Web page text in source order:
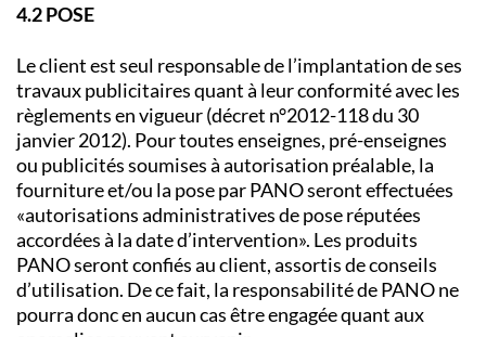
4.2 POSE
Le client est seul responsable de l’implantation de ses
travaux publicitaires quant à leur conformité avec les
règlements en vigueur (décret n°2012-118 du 30
janvier 2012). Pour toutes enseignes, pré-enseignes
ou publicités soumises à autorisation préalable, la
fourniture et/ou la pose par PANO seront effectuées
«autorisations administratives de pose réputées
accordées à la date d’intervention». Les produits
PANO seront confiés au client, assortis de conseils
d’utilisation. De ce fait, la responsabilité de PANO ne
pourra donc en aucun cas être engagée quant aux